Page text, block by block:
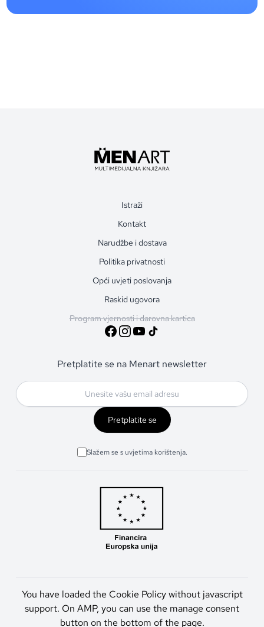
Istraži
Kontakt
Narudžbe i dostava
Politika privatnosti
Opći uvjeti poslovanja
Raskid ugovora
Program vjernosti i darovna kartica
Pretplatite se na Menart newsletter
Pretplatite se
Slažem se s uvjetima korištenja.
You have loaded the Cookie Policy without javascript
support. On AMP, you can use the manage consent
button on the bottom of the page.